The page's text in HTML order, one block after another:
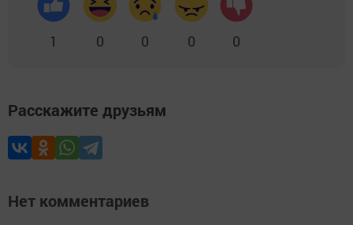
1 0 0 0 0
Расскажите друзьям
Нет комментариев